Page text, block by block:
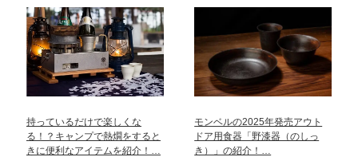
持っているだけで楽しくな
る！？キャンプで熱燗をすると
きに便利なアイテムを紹介！…
モンベルの2025年発売アウト
ドア用食器「野漆器（のしっ
き）」の紹介！…